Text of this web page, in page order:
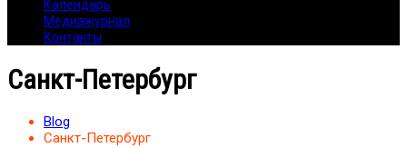
Календарь
Медиажурнал
Контакты
Санкт-Петербург
Blog
Санкт-Петербург